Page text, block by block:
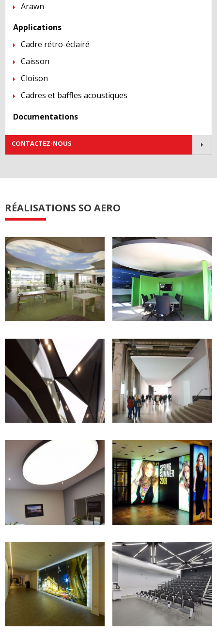
Arawn
Applications
Cadre rétro-éclairé
Caisson
Cloison
Cadres et baffles acoustiques
Documentations
CONTACTEZ-NOUS
RÉALISATIONS SO AERO